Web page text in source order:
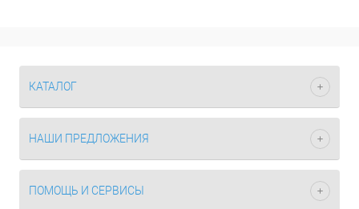
КАТАЛОГ
НАШИ ПРЕДЛОЖЕНИЯ
ПОМОЩЬ И СЕРВИСЫ